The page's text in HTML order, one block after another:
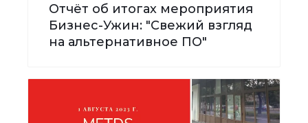
Отчёт об итогах мероприятия
Бизнес-Ужин: "Свежий взгляд
на альтернативное ПО"